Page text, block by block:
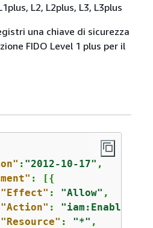
L2, L2plus, L3, L3plus
una chiave di sicurezza
FIDO Level 1 plus per il
: "2012-10-17" ,
: [{
"Effect" : "Allow" ,
"Action" :
"Resource" : "*" ,